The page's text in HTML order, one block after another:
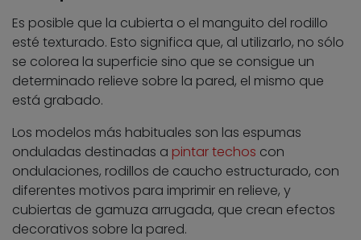
Es posible que la cubierta o el manguito del rodillo
esté texturado. Esto significa que, al utilizarlo, no sólo
se colorea la superficie sino que se consigue un
determinado relieve sobre la pared, el mismo que
está grabado.
Los modelos más habituales son las espumas
onduladas destinadas a pintar techos con
ondulaciones, rodillos de caucho estructurado, con
diferentes motivos para imprimir en relieve, y
cubiertas de gamuza arrugada, que crean efectos
decorativos sobre la pared.